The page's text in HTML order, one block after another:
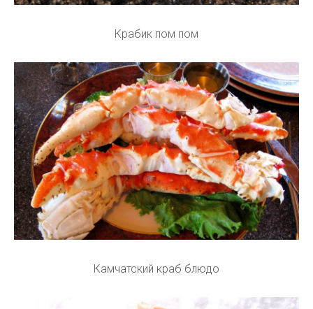
Крабик пом пом
Камчатский краб блюдо